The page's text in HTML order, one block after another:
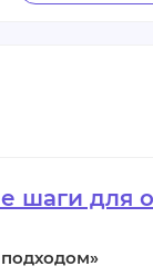
для
найти что-
резюме
шаги для